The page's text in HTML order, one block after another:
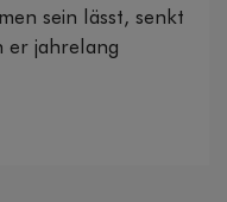
sein lässt, senkt
er jahrelang